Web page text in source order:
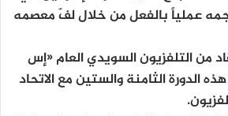
عملياً بالفعل من خلال لفّ معصمه
من التلفزيون السويدي العام «إس
الدورة الثامنة والستين مع الاتحاد